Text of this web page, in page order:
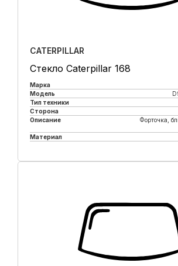
CATERPILLAR
Стекло Caterpillar 168
Марка
Модель
Тип техники
Сторона
Описание
Форточка,
Материал